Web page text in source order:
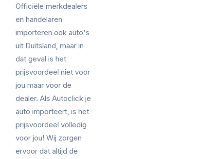
Officiële merkdealers
en handelaren
importeren ook auto's
uit Duitsland, maar in
dat geval is het
prijsvoordeel niet voor
jou maar voor de
dealer. Als Autoclick je
auto importeert, is het
prijsvoordeel volledig
voor jou! Wij zorgen
ervoor dat altijd de